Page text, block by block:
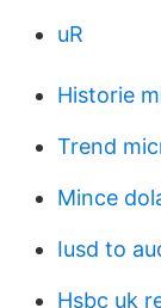
uR
Historie
Trend
Mince
Iusd to
Hsbc uk